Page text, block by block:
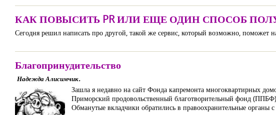
КАК ПОВЫСИТЬ PR ИЛИ ЕЩЕ ОДИН СПОСОБ
Сегодня решил написать про другой, такой же сервис, который возможно, поможет
Благопринудительство
Надежда Алисимчик.
Зашла я недавно на сайт Фонда капремонта многоквартирных
Приморский продовольственный благотворительный фонд
Обманутые вкладчики обратились в правоохранительные органы